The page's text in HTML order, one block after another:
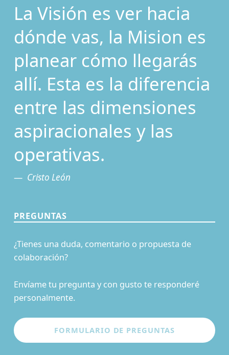
La Visión es ver hacia
dónde vas, la Mision es
planear cómo llegarás
allí. Esta es la diferencia
entre las dimensiones
aspiracionales y las
operativas.
Cristo León
PREGUNTAS
¿Tienes una duda, comentario o propuesta de
colaboración?
Envíame tu pregunta y con gusto te responderé
personalmente.